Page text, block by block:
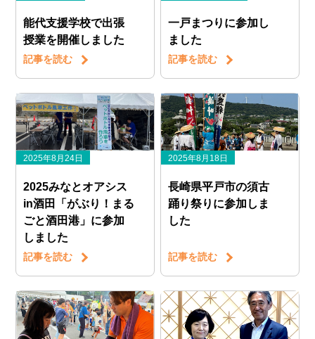
能代支援学校で出張
授業を開催しました
記事を読む
一戸まつりに参加し
ました
記事を読む
2025年8月24日
2025みなとオアシス
in酒田「がぶり！まる
ごと酒田港」に参加
しました
記事を読む
2025年8月18日
長崎県平戸市の須古
踊り祭りに参加しま
した
記事を読む